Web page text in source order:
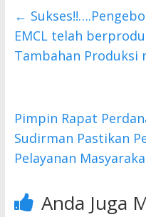
b
o
o
er s
A
p
←
EMCL telah
Tambahan Produksi
Pimpin Rapat
Sudirman Pastikan
Pelayanan
Anda Juga